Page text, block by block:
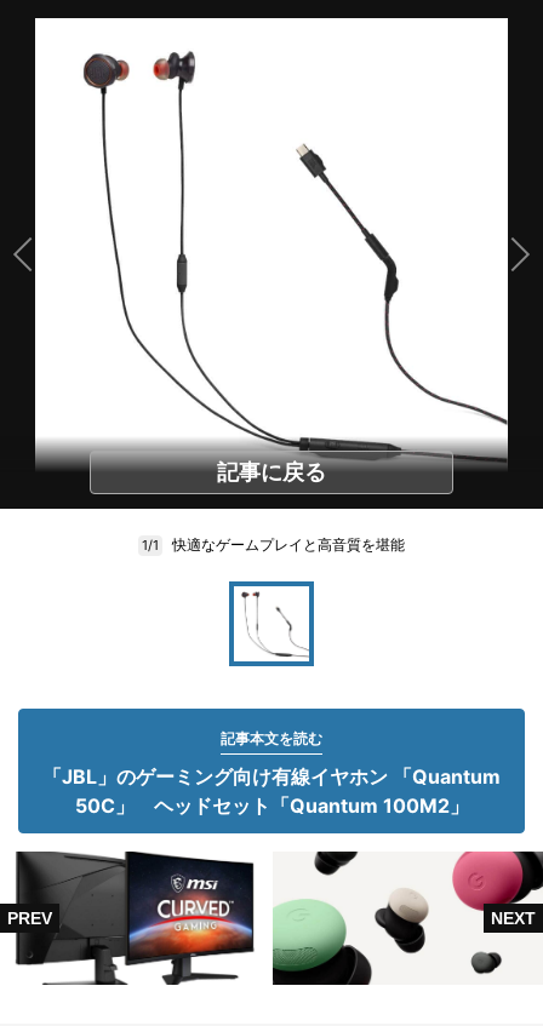
記事に戻る
1/1 快適なゲームプレイと高音質を堪能
記事本文を読む
「JBL」のゲーミング向け有線イヤホン 「Quantum
50C」 ヘッドセット「Quantum 100M2」